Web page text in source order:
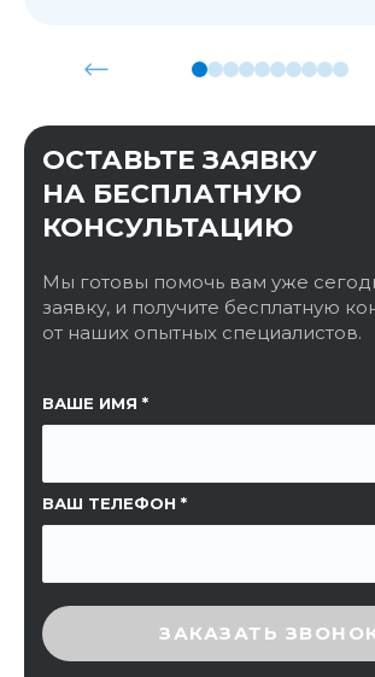
ОСТАВЬТЕ ЗАЯВКУ
НА БЕСПЛАТНУЮ
КОНСУЛЬТАЦИЮ
Мы готовы помочь вам уже
заявку, и получите бесплатную
от наших опытных специалистов.
ВАШЕ ИМЯ
ВАШ ТЕЛЕФОН
ССЫЛКА НА СТРАНИЦУ
ВВЕДИТЕ ПРОВЕРОЧНЫЙ КОД
ЗАКАЗАТЬ